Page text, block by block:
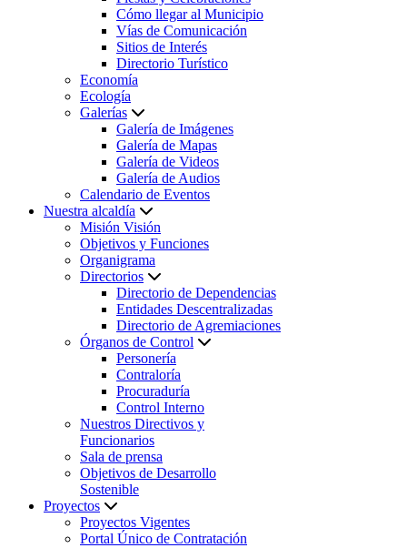
Cómo llegar al Municipio
Vías de Comunicación
Sitios de Interés
Directorio Turístico
Economía
Ecología
Galerías
Galería de Imágenes
Galería de Mapas
Galería de Videos
Galería de Audios
Calendario de Eventos
Nuestra alcaldía
Misión Visión
Objetivos y Funciones
Organigrama
Directorios
Directorio de Dependencias
Entidades Descentralizadas
Directorio de Agremiaciones
Órganos de Control
Personería
Contraloría
Procuraduría
Control Interno
Nuestros Directivos y
Funcionarios
Sala de prensa
Objetivos de Desarrollo
Sostenible
Proyectos
Proyectos Vigentes
Portal Único de Contratación